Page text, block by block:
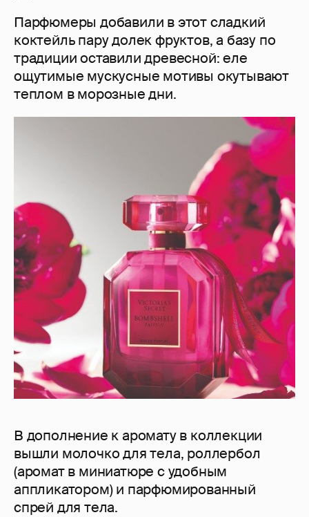
Парфюмеры добавили в этот сладкий
коктейль пару долек фруктов, а базу по
традиции оставили древесной: еле
ощутимые мускусные мотивы окутывают
теплом в морозные дни.
В дополнение к аромату в коллекции
вышли молочко для тела, роллербол
(аромат в миниатюре с удобным
аппликатором) и парфюмированный
спрей для тела.